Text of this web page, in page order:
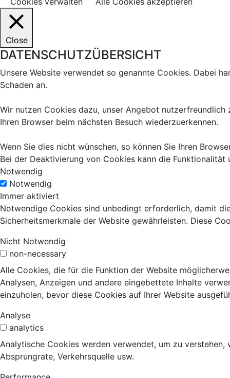
Close
DATENSCHUTZÜBERSICHT
Unsere Website verwendet so genannte Cookies. Dabei
Schaden an.
Wir nutzen Cookies dazu, unser Angebot
Ihren Browser beim nächsten Besuch wiederzuerkennen.
Wenn Sie dies nicht wünschen, so können Sie Ihren
Bei der Deaktivierung von Cookies kann die Funktionalität
Notwendig
Notwendig
Immer aktiviert
Notwendige Cookies sind unbedingt erforderlich, damit
Sicherheitsmerkmale der Website gewährleisten. Diese
Nicht Notwendig
non-necessary
Alle Cookies, die für die Funktion der Website
Analysen, Anzeigen und andere eingebettete Inhalte
einzuholen, bevor diese Cookies auf Ihrer Website
Analyse
analytics
Analytische Cookies werden verwendet, um zu
Absprungrate, Verkehrsquelle usw.